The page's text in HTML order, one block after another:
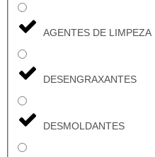
AGENTES DE LIMPEZA
DESENGRAXANTES
DESMOLDANTES